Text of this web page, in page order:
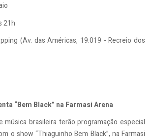
21h
(Av. das Américas, 19.019 - Recreio dos
“Bem Black” na Farmasi Arena
música brasileira terão programação especial
o show “Thiaguinho Bem Black”, na Farmasi